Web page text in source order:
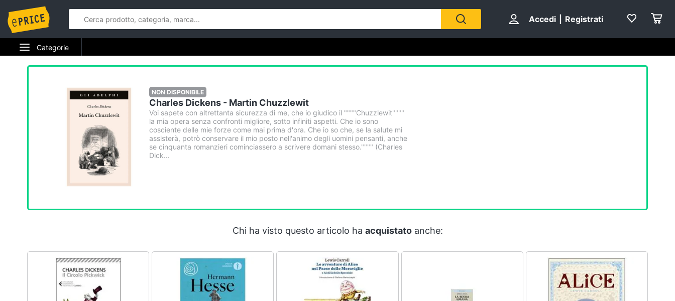
Accedi Registrati
Categorie
Elettrodomestici
Informatica
Tv e Home Cinema
Smart home
Brico e Giardinaggio
Salute e igiene
NON DISPONIBILE
Charles Dickens - Martin Chuzzlewit
Voi sapete con altrettanta sicurezza di me, che io giudico il """"Chuzzlewit""""
la mia opera senza confronti migliore, sotto infiniti aspetti. Che io sono
cosciente delle mie forze come mai prima d'ora. Che io so che, se la salute mi
assisterà, potrò conservare il mio posto nell'animo degli uomini pensanti, anche
se cinquanta romanzieri cominciassero a scrivere domani stesso."""" (Charles
Dick...
Chi ha visto questo articolo ha acquistatoanche: